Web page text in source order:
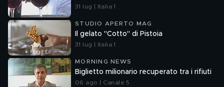
31 lug | Italia 1
STUDIO APERTO MAG
Il gelato "Cotto" di Pistoia
31 lug | Italia 1
MORNING NEWS
Biglietto milionario recuperato tra i rifiuti
06 ago | Canale 5